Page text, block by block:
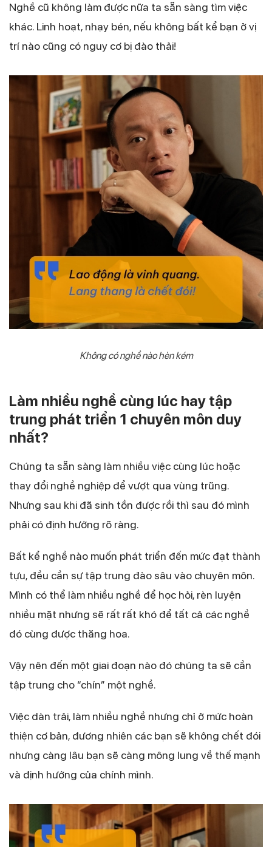
Nghề cũ không làm được nữa ta sẵn sàng tìm việc
khác. Linh hoạt, nhạy bén, nếu không bất kể bạn ở vị
trí nào cũng có nguy cơ bị đào thải!
Không có nghề nào hèn kém
Làm nhiều nghề cùng lúc hay tập
trung phát triển 1 chuyên môn duy
nhất?
Chúng ta sẵn sàng làm nhiều việc cùng lúc hoặc
thay đổi nghề nghiệp để vượt qua vùng trũng.
Nhưng sau khi đã sinh tồn được rồi thì sau đó mình
phải có định hướng rõ ràng.
Bất kể nghề nào muốn phát triển đến mức đạt thành
tựu, đều cần sự tập trung đào sâu vào chuyên môn.
Mình có thể làm nhiều nghề để học hỏi, rèn luyện
nhiều mặt nhưng sẽ rất rất khó để tất cả các nghề
đó cùng được thăng hoa.
Vậy nên đến một giai đoạn nào đó chúng ta sẽ cần
tập trung cho “chín” một nghề.
Việc dàn trải, làm nhiều nghề nhưng chỉ ở mức hoàn
thiện cơ bản, đương nhiên các bạn sẽ không chết đói
nhưng càng lâu bạn sẽ càng mông lung về thế mạnh
và định hướng của chính mình.